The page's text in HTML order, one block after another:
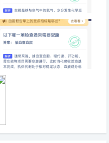
锅
更
鲜
美
铁制品生锈属于哪种变化
以下哪一项检查通常需要空腹